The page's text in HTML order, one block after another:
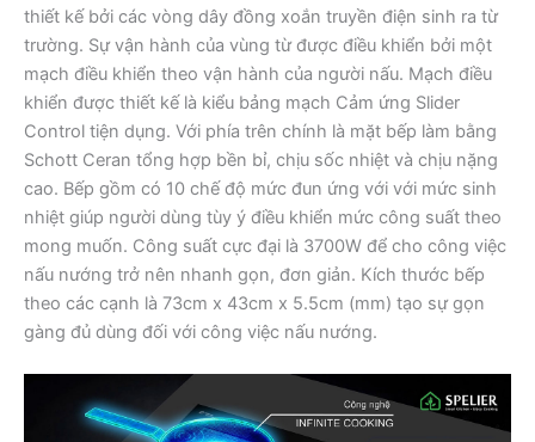
thiết kế bởi các vòng dây đồng xoắn truyền điện sinh ra từ
trường. Sự vận hành của vùng từ được điều khiển bởi một
mạch điều khiển theo vận hành của người nấu. Mạch điều
khiển được thiết kế là kiểu bảng mạch Cảm ứng Slider
Control tiện dụng. Với phía trên chính là mặt bếp làm bằng
Schott Ceran tổng hợp bền bỉ, chịu sốc nhiệt và chịu nặng
cao. Bếp gồm có 10 chế độ mức đun ứng với với mức sinh
nhiệt giúp người dùng tùy ý điều khiển mức công suất theo
mong muốn. Công suất cực đại là 3700W để cho công việc
nấu nướng trở nên nhanh gọn, đơn giản. Kích thước bếp
theo các cạnh là 73cm x 43cm x 5.5cm (mm) tạo sự gọn
gàng đủ dùng đối với công việc nấu nướng.